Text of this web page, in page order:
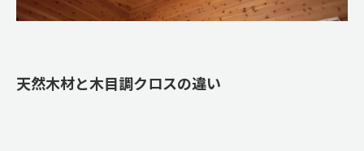
天然木材と木目調クロスの違い